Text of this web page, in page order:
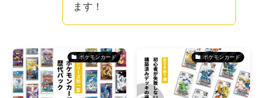
ます！
ポケモンカード ポケモンカード